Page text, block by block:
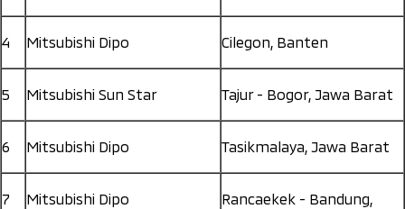
4 Mitsubishi Dipo Cilegon, Banten
5 Mitsubishi Sun Star Tajur - Bogor, Jawa Barat
6 Mitsubishi Dipo Tasikmalaya, Jawa Barat
7 Mitsubishi Dipo
Rancaekek - Bandung,